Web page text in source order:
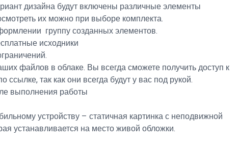
дизайна будут включены различные элементы
их можно при выборе комплекта.
группу созданных элементов.
исходники
файлов в облаке. Вы всегда сможете получить доступ к
так как они всегда будут у вас под рукой.
выполнения работы
устройству – статичная картинка с неподвижной
устанавливается на место живой обложки.